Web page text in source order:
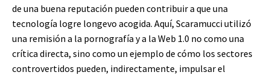
de una buena reputación pueden contribuir a que una
tecnología logre longevo acogida. Aquí, Scaramucci utilizó
una remisión a la pornografía y a la Web 1.0 no como una
crítica directa, sino como un ejemplo de cómo los sectores
controvertidos pueden, indirectamente, impulsar el